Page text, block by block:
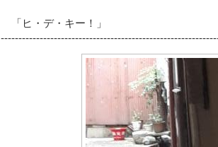
「ヒ・デ・キー！」